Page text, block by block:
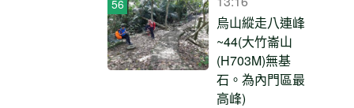
烏山縱走八連峰
~44(大竹崙山
(H703M)無基
石。為內門區最
高峰)